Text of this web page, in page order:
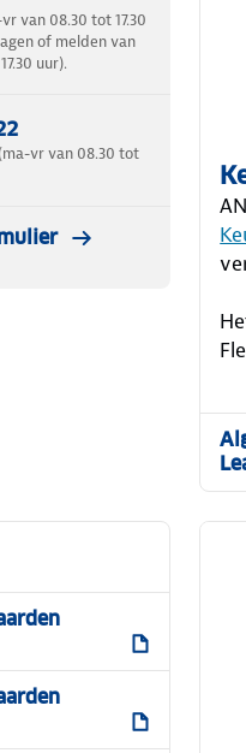
van 08.30 tot 17.30
of melden van
uur).
vr van 08.30 tot